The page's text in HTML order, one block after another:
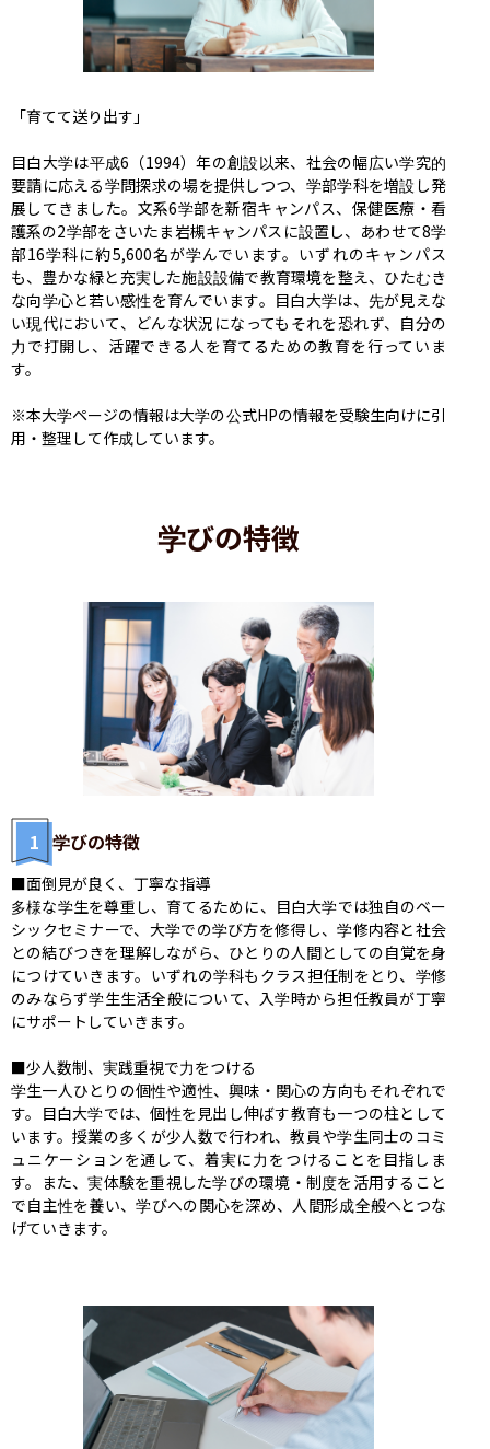
「育てて送り出す」
目白大学は平成6（1994）年の創設以来、社会の幅広い学究的
要請に応える学問探求の場を提供しつつ、学部学科を増設し発
展してきました。文系6学部を新宿キャンパス、保健医療・看
護系の2学部をさいたま岩槻キャンパスに設置し、あわせて8学
部16学科に約5,600名が学んでいます。いずれのキャンパス
も、豊かな緑と充実した施設設備で教育環境を整え、ひたむき
な向学心と若い感性を育んでいます。目白大学は、先が見えな
い現代において、どんな状況になってもそれを恐れず、自分の
力で打開し、活躍できる人を育てるための教育を行っていま
す。
※本大学ページの情報は大学の公式HPの情報を受験生向けに引
用・整理して作成しています。
学びの特徴
1 学びの特徴
■面倒見が良く、丁寧な指導
多様な学生を尊重し、育てるために、目白大学では独自のベー
シックセミナーで、大学での学び方を修得し、学修内容と社会
との結びつきを理解しながら、ひとりの人間としての自覚を身
につけていきます。いずれの学科もクラス担任制をとり、学修
のみならず学生生活全般について、入学時から担任教員が丁寧
にサポートしていきます。
■少人数制、実践重視で力をつける
学生一人ひとりの個性や適性、興味・関心の方向もそれぞれで
す。目白大学では、個性を見出し伸ばす教育も一つの柱として
います。授業の多くが少人数で行われ、教員や学生同士のコミ
ュニケーションを通して、着実に力をつけることを目指しま
す。また、実体験を重視した学びの環境・制度を活用すること
で自主性を養い、学びへの関心を深め、人間形成全般へとつな
げていきます。